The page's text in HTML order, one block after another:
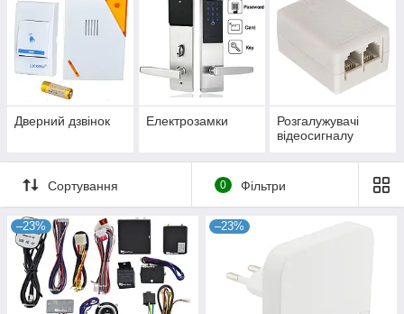
Дверний дзвінок Електрозамки
Розгалужувачі
відеосигналу
Сортування 0 Фільтри
–23% –23%